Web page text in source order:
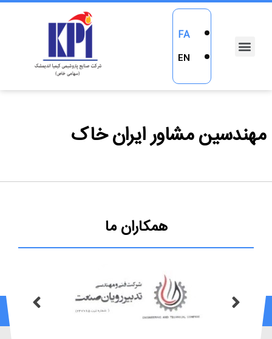
FA
EN
مهندسین مشاور ایران خاک
همکاران ما